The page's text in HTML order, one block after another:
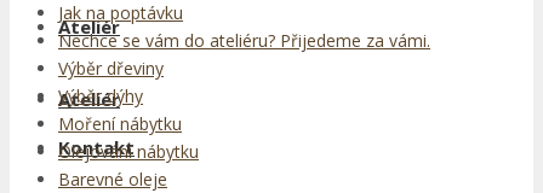
Ateliér
Kontakt
Ateliér
Jak na poptávku
Nechce se vám do ateliéru? Přijedeme za vámi.
Výběr dřeviny
Výběr dýhy
Moření nábytku
Olejování nábytku
Barevné oleje